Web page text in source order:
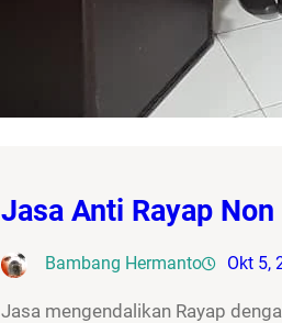
Jasa Anti Rayap
Bambang Hermanto Okt 5,
Jasa mengendalikan Rayap